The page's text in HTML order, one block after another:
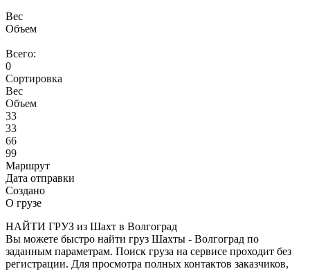
Вес
Объем
Всего:
0
Сортировка
Вес
Объем
33
33
66
99
Маршрут
Дата отправки
Создано
О грузе
НАЙТИ ГРУЗ из Шахт в Волгоград
Вы можете быстро найти груз Шахты - Волгоград по
заданным параметрам. Поиск груза на сервисе проходит без
регистрации. Для просмотра полных контактов заказчиков,